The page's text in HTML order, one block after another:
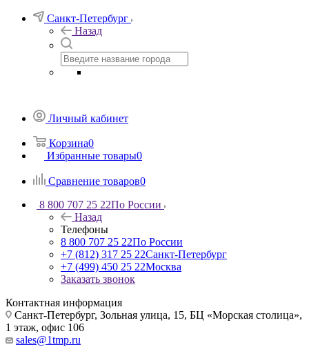
Санкт-Петербург
Назад
Личный кабинет
Корзина0
Избранные товары0
Сравнение товаров0
8 800 707 25 22По России
Назад
Телефоны
8 800 707 25 22По России
+7 (812) 317 25 22Санкт-Петербург
+7 (499) 450 25 22Москва
Заказать звонок
Контактная информация
Санкт-Петербург, Зольная улица, 15, БЦ «Морская столица»,
1 этаж, офис 106
sales@1tmp.ru